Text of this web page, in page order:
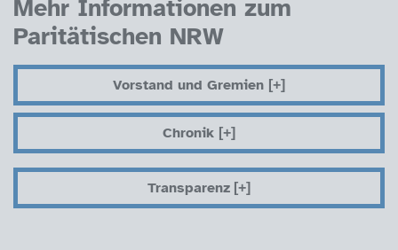
Mehr Informationen zum
Paritätischen NRW
Vorstand und Gremien
Chronik
Transparenz